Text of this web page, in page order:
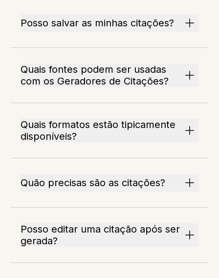
Posso salvar as minhas citações?
Quais fontes podem ser usadas
com os Geradores de Citações?
Quais formatos estão tipicamente
disponíveis?
Quão precisas são as citações?
Posso editar uma citação após ser
gerada?